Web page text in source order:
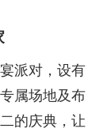
派对，设有
属场地及布
的庆典，让